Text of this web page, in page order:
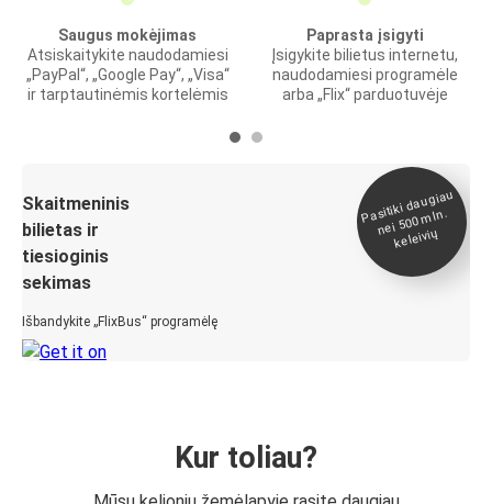
Saugus mokėjimas
Atsiskaitykite naudodamiesi
„PayPal“, „Google Pay“, „Visa“
ir tarptautinėmis kortelėmis
Paprasta įsigyti
Įsigykite bilietus internetu,
naudodamiesi programėle
arba „Flix“ parduotuvėje
Skaitmeninis
bilietas ir
tiesioginis
sekimas
Išbandykite „FlixBus“ programėlę
Pasitiki daugiau
nei 500
mln.
keleivių
Kur toliau?